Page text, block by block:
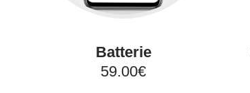
Batterie
59.00€